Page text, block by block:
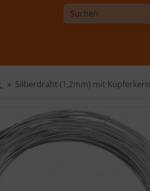
Silberdraht (1,2mm) mit Kupferkern